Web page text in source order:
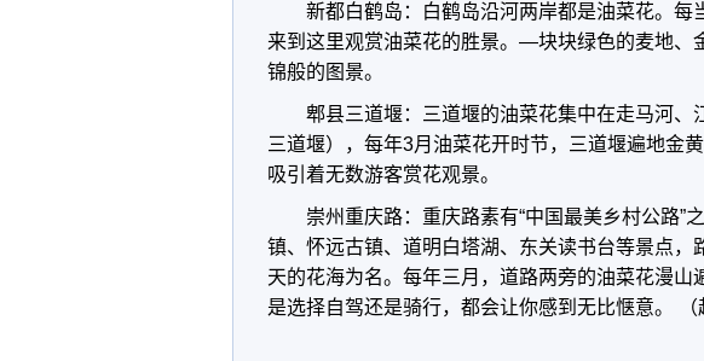
新都白鹤岛：白鹤岛沿河两岸都是油菜花。每
来到这里观赏油菜花的胜景。—块块绿色的麦地、
锦般的图景。
郫县三道堰：三道堰的油菜花集中在走马河
三道堰），每年3月油菜花开时节，三道堰遍地金
吸引着无数游客赏花观景。
崇州重庆路：重庆路素有“中国最美乡村公路”
镇、怀远古镇、道明白塔湖、东关读书台等景点，
天的花海为名。每年三月，道路两旁的油菜花漫
是选择自驾还是骑行，都会让你感到无比惬意。 （